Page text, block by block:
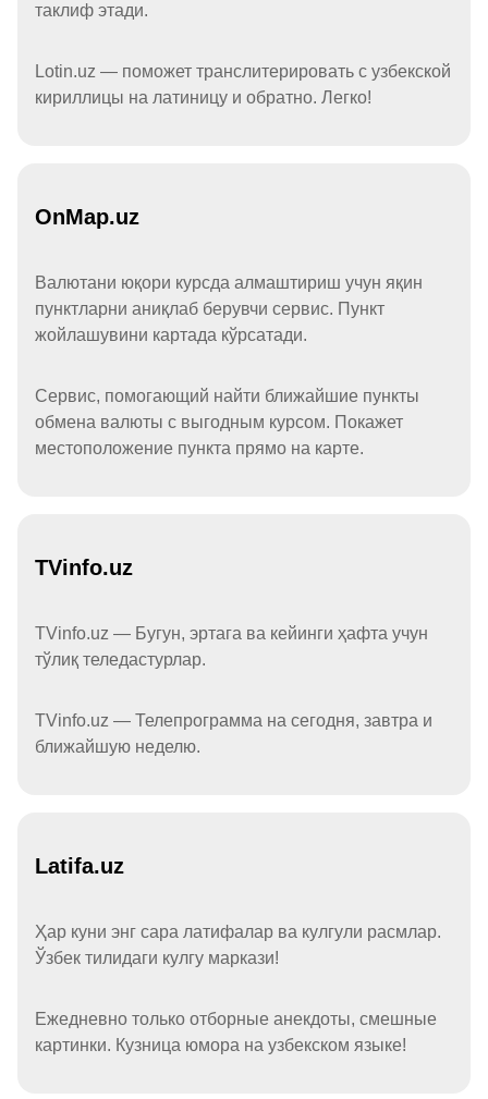
таклиф этади.
Lotin.uz — поможет транслитерировать с узбекской
кириллицы на латиницу и обратно. Легко!
OnMap.uz
Валютани юқори курсда алмаштириш учун яқин
пунктларни аниқлаб берувчи сервис. Пункт
жойлашувини картада кўрсатади.
Сервис, помогающий найти ближайшие пункты
обмена валюты с выгодным курсом. Покажет
местоположение пункта прямо на карте.
TVinfo.uz
TVinfo.uz — Бугун, эртага ва кейинги ҳафта учун
тўлиқ теледастурлар.
TVinfo.uz — Телепрограмма на сегодня, завтра и
ближайшую неделю.
Latifa.uz
Ҳар куни энг сара латифалар ва кулгули расмлар.
Ўзбек тилидаги кулгу маркази!
Ежедневно только отборные анекдоты, смешные
картинки. Кузница юмора на узбекском языке!